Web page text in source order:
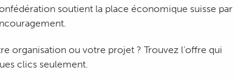
soutient la place économique suisse par
organisation ou votre projet ? Trouvez l’offre qui
clics seulement.